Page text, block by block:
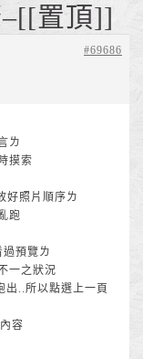
置頂]]
#69686
ㄌ
摸索
好照片順序ㄌ
跑
預覽ㄌ
一之狀況
出..所以點選上一頁
容